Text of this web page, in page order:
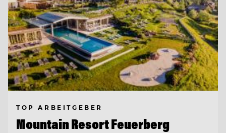
TOP ARBEITGEBER
Mountain Resort Feuerberg